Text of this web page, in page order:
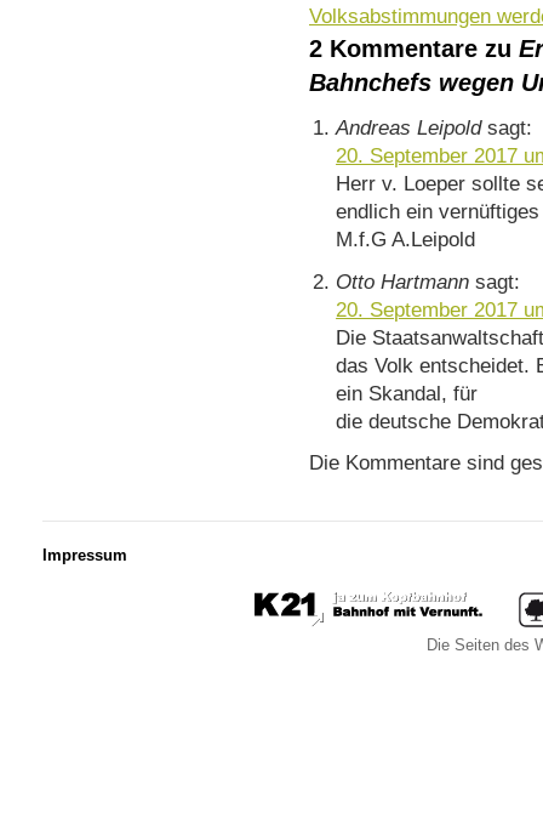
Volksabstimmungen
2 Kommentare zu
Bahnchefs wegen
Andreas Leipold sagt:
20. September 2017
Herr v. Loeper sollte
endlich ein
M.f.G A.Leipold
Otto Hartmann sagt:
20. September 2017
Die
das Volk entscheidet.
ein Skandal, für
die deutsche
Die Kommentare sind
Impressum
Die Seiten des